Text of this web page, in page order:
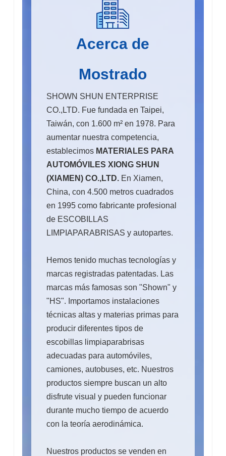
Acerca de
Mostrado
SHOWN SHUN ENTERPRISE
CO.,LTD. Fue fundada en Taipei,
Taiwán, con 1.600 m² en 1978. Para
aumentar nuestra competencia,
establecimos MATERIALES PARA
AUTOMÓVILES XIONG SHUN
(XIAMEN) CO.,LTD. En Xiamen,
China, con 4.500 metros cuadrados
en 1995 como fabricante profesional
de ESCOBILLAS
LIMPIAPARABRISAS y autopartes.
Hemos tenido muchas tecnologías y
marcas registradas patentadas. Las
marcas más famosas son "Shown" y
"HS". Importamos instalaciones
técnicas altas y materias primas para
producir diferentes tipos de
escobillas limpiaparabrisas
adecuadas para automóviles,
camiones, autobuses, etc. Nuestros
productos siempre buscan un alto
disfrute visual y pueden funcionar
durante mucho tiempo de acuerdo
con la teoría aerodinámica.
Nuestros productos se venden en